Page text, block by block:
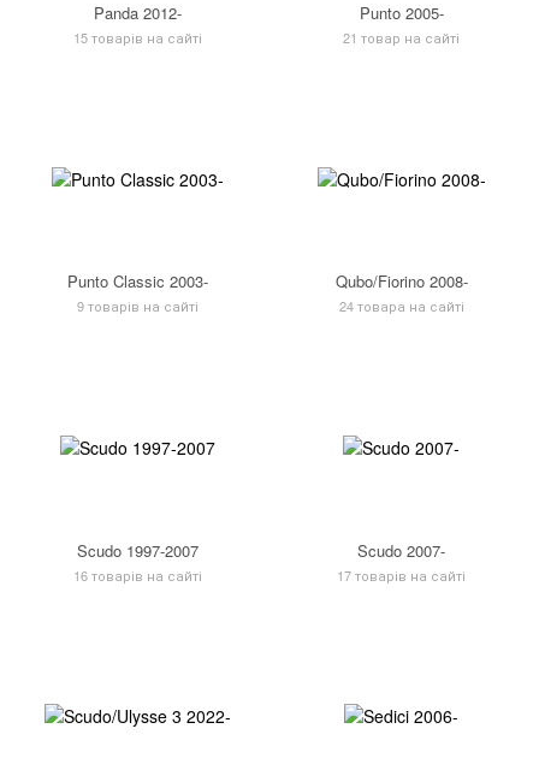
Panda 2012-
15 товарів на сайті
Punto 2005-
21 товар на сайті
Punto Classic 2003-
9 товарів на сайті
Qubo/Fiorino 2008-
24 товара на сайті
Scudo 1997-2007
16 товарів на сайті
Scudo 2007-
17 товарів на сайті